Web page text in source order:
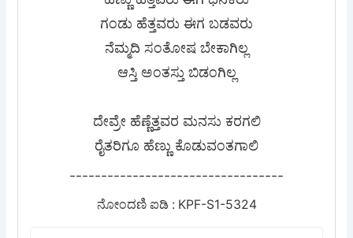
ಗಂಡು ಹೆತ್ತವರು ಈಗ ಬಡವರು
ನೆಮ್ಮದಿ ಸಂತೋಷ ಬೇಕಾಗಿಲ್ಲ
ಆಸ್ತಿ ಅಂತಸ್ತು ಬಿಡಂಗಿಲ್ಲ
ದೇವ್ರೇ ಹೆಣ್ಣೆತ್ತವರ ಮನಸು ಕರಗಲಿ
ರೈತರಿಗೂ ಹೆಣ್ಣು ಕೊಡುವಂತಗಾಲಿ
----------------------------------
ನೋಂದಣಿ ಐಡಿ : KPF-S1-5324